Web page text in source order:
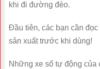
khi đi đường đèo.
Đầu tiên, các bạn cần
sản xuất trước khi dùng!
Những xe số tự động của